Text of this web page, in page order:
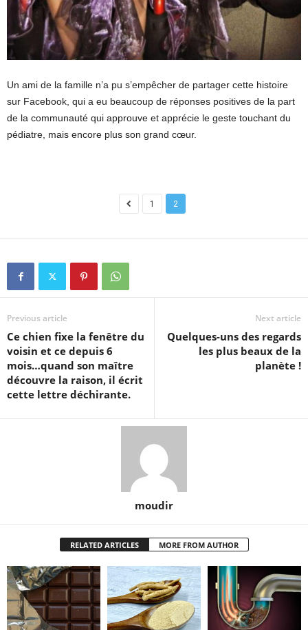
Un ami de la famille n’a pu s’empêcher de partager cette histoire
sur Facebook, qui a eu beaucoup de réponses positives de la part
de la communauté qui approuve et apprécie le geste touchant du
pédiatre, mais encore plus son grand cœur.
1 2
Previous article
Ce chien fixe la fenêtre du
voisin et ce depuis 6
mois…quand son maître
découvre la raison, il écrit
cette lettre déchirante.
Next article
Quelques-uns des regards
les plus beaux de la
planète !
moudir
RELATED ARTICLES MORE FROM AUTHOR